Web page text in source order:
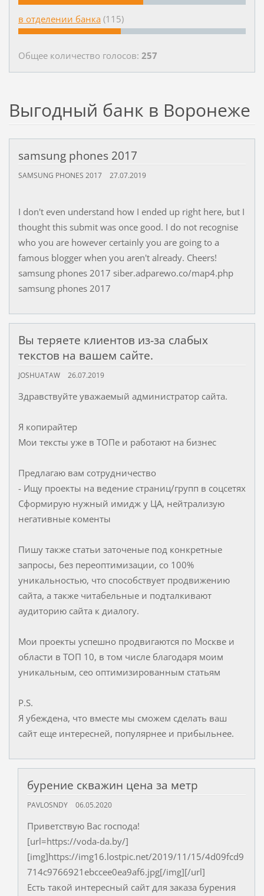
в отделении банка (115)
Общее количество голосов: 257
Выгодный банк в Воронеже
samsung phones 2017
SAMSUNG PHONES 2017 27.07.2019
I don't even understand how I ended up right here, but I
thought this submit was once good. I do not recognise
who you are however certainly you are going to a
famous blogger when you aren't already. Cheers!
samsung phones 2017 siber.adparewo.co/map4.php
samsung phones 2017
Вы теряете клиентов из-за слабых
текстов на вашем сайте.
JOSHUATAW 26.07.2019
Здравствуйте уважаемый администратор сайта.
Я копирайтер
Мои тексты уже в ТОПе и работают на бизнес
Предлагаю вам сотрудничество
- Ищу проекты на ведение страниц/групп в соцсетях
Сформирую нужный имидж у ЦА, нейтрализую
негативные коменты
Пишу также статьи заточеные под конкретные
запросы, без переоптимизации, со 100%
уникальностью, что способствует продвижению
сайта, а также читабельные и подталкивают
аудиторию сайта к диалогу.
Мои проекты успешно продвигаются по Москве и
области в ТОП 10, в том числе благодаря моим
уникальным, сео оптимизированным статьям
P.S.
Я убеждена, что вместе мы сможем сделать ваш
сайт еще интересней, популярнее и прибыльнее.
бурение скважин цена за метр
PAVLOSNDY 06.05.2020
Приветствую Вас господа!
[url=https://voda-da.by/]
[img]https://img16.lostpic.net/2019/11/15/4d09fcd9
714c9766921ebccee0ea9af6.jpg[/img][/url]
Есть такой интересный сайт для заказа бурения